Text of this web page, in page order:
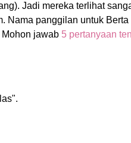
Jadi mereka terlihat
Nama panggilan untuk Berta
jawab 5 pertanyaan